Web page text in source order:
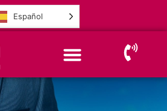
Español